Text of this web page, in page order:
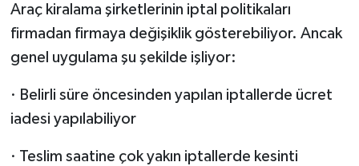
Araç kiralama şirketlerinin iptal politikaları
firmadan firmaya değişiklik gösterebiliyor. Ancak
genel uygulama şu şekilde işliyor:
· Belirli süre öncesinden yapılan iptallerde ücret
iadesi yapılabiliyor
· Teslim saatine çok yakın iptallerde kesinti